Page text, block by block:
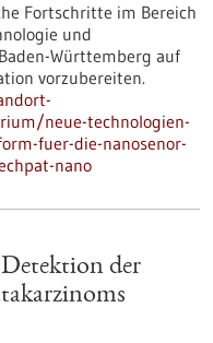
Fortschritte im Bereich
und
Württemberg auf
vorzubereiten.
neue-technologien-
fuer-die-nanosenor-
nano
der